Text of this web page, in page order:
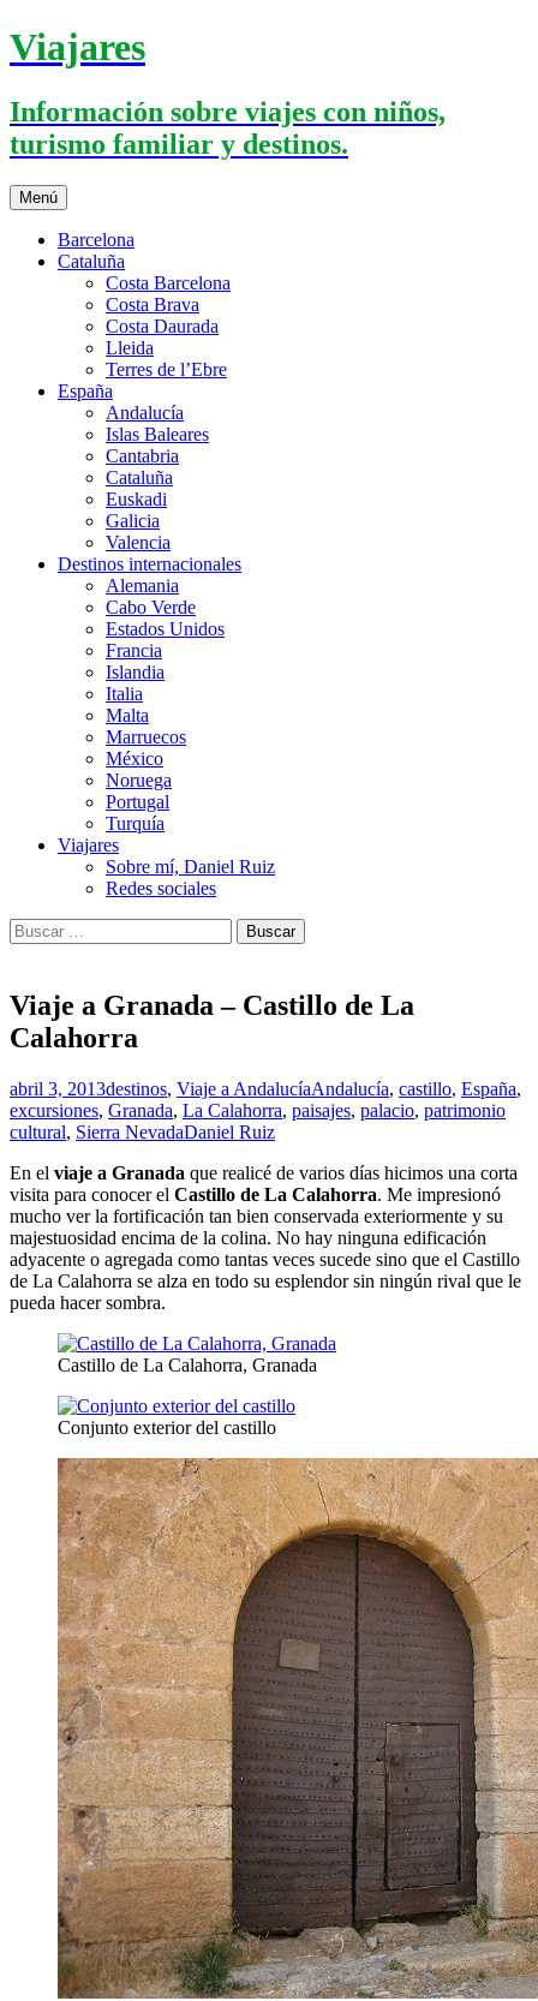
Saltar
al
Viajares
Información sobre viajes con niños,
turismo familiar y destinos.
Menú
Barcelona
Cataluña
Costa Barcelona
Costa Brava
Costa Daurada
Lleida
Terres de l’Ebre
España
Andalucía
Islas Baleares
Cantabria
Cataluña
Euskadi
Galicia
Valencia
Destinos internacionales
Alemania
Cabo Verde
Estados Unidos
Francia
Islandia
Italia
Malta
Marruecos
México
Noruega
Portugal
Turquía
Viajares
Sobre mí, Daniel Ruiz
Redes sociales
Buscar:
Viaje a Granada – Castillo de La
Calahorra
abril 3, 2013destinos, Viaje a AndalucíaAndalucía, castillo, España,
excursiones, Granada, La Calahorra, paisajes, palacio, patrimonio
cultural, Sierra NevadaDaniel Ruiz
En el viaje a Granada que realicé de varios días hicimos una corta
visita para conocer el Castillo de La Calahorra. Me impresionó
mucho ver la fortificación tan bien conservada exteriormente y su
majestuosidad encima de la colina. No hay ninguna edificación
adyacente o agregada como tantas veces sucede sino que el Castillo
de La Calahorra se alza en todo su esplendor sin ningún rival que le
pueda hacer sombra.
Castillo de La Calahorra, Granada
Conjunto exterior del castillo